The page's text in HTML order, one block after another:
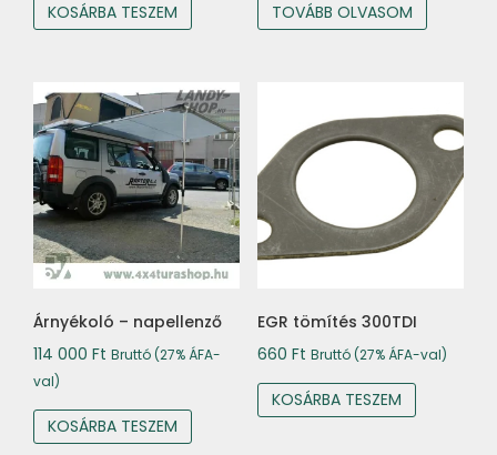
KOSÁRBA TESZEM TOVÁBB OLVASOM
Árnyékoló – napellenző
114 000 Ft Bruttó (27% ÁFA-
val)
KOSÁRBA TESZEM
EGR tömítés 300TDI
660 Ft Bruttó (27% ÁFA-val)
KOSÁRBA TESZEM